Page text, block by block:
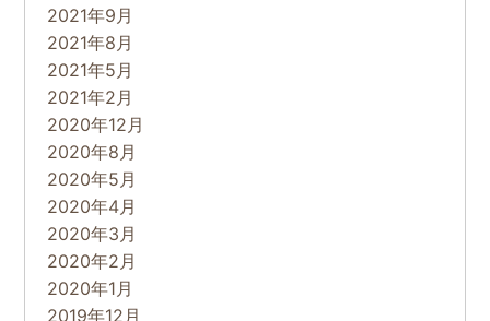
2021年9月
2021年8月
2021年5月
2021年2月
2020年12月
2020年8月
2020年5月
2020年4月
2020年3月
2020年2月
2020年1月
2019年12月